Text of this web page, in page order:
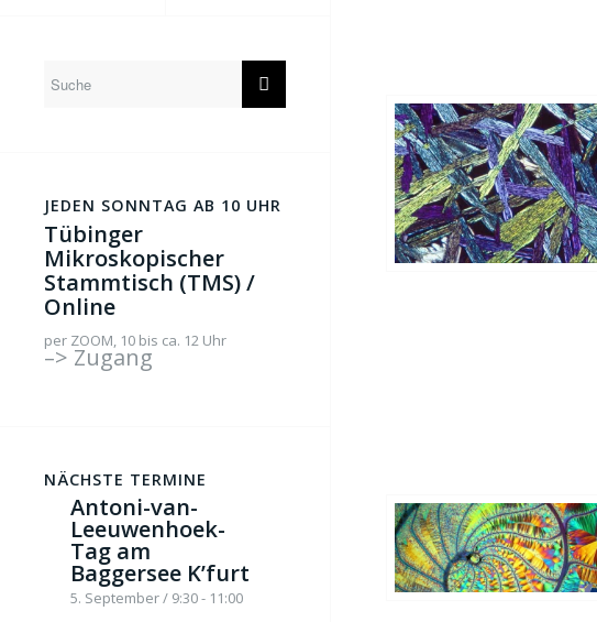
JEDEN SONNTAG AB 10 UHR
Tübinger
Mikroskopischer
Stammtisch (TMS) /
Online
per ZOOM, 10 bis ca. 12 Uhr
–> Zugang
NÄCHSTE TERMINE
Antoni-van-
Leeuwenhoek-
Tag am
Baggersee K’furt
5. September / 9:30- 11:00